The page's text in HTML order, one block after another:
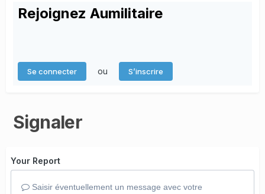
Rejoignez Aumilitaire
Se connecter ou S’inscrire
Signaler
Your Report
Saisir éventuellement un message avec votre